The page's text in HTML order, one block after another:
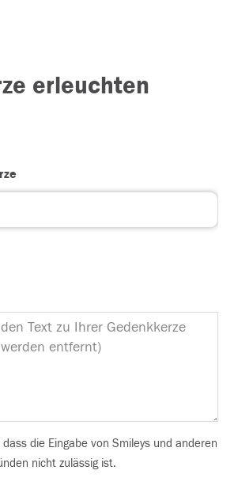
erleuchten
die Eingabe von Smileys und anderen
nicht zulässig ist.